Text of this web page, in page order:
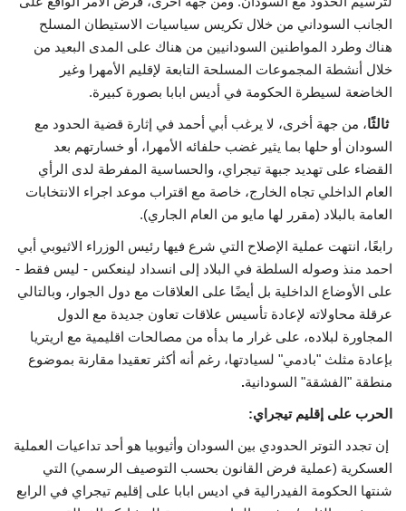
الجانب السوداني من خلال تكريس سياسيات الاستيطان المسلح
هناك وطرد المواطنين السودانيين من هناك على المدى البعيد من
خلال أنشطة المجموعات المسلحة التابعة لإقليم الأمهرا وغير
الخاضعة لسيطرة الحكومة في أديس ابابا بصورة كبيرة.
ثالثًا، من جهة أخرى، لا يرغب أبي أحمد في إثارة قضية الحدود مع
السودان أو حلها بما يثير غضب حلفائه الأمهرا، أو خسارتهم بعد
القضاء على تهديد جبهة تيجراي، والحساسية المفرطة لدى الرأي
العام الداخلي تجاه الخارج، خاصة مع اقتراب موعد اجراء الانتخابات
العامة بالبلاد (مقرر لها مايو من العام الجاري).
رابعًا، انتهت عملية الإصلاح التي شرع فيها رئيس الوزراء الاثيوبي أبي
احمد منذ وصوله السلطة في البلاد إلى انسداد لينعكس - ليس فقط -
على الأوضاع الداخلية بل أيضًا على العلاقات مع دول الجوار، وبالتالي
عرقلة محاولاته لإعادة تأسيس علاقات تعاون جديدة مع الدول
المجاورة لبلاده، على غرار ما بدأه من مصالحات اقليمية مع اريتريا
بإعادة مثلث "بادمي" لسيادتها، رغم أنه أكثر تعقيدا مقارنة بموضوع
منطقة "الفشقة" السودانية.
الحرب على إقليم تيجراي:
إن تجدد التوتر الحدودي بين السودان وأثيوبيا هو أحد تداعيات العملية
العسكرية (عملية فرض القانون بحسب التوصيف الرسمي) التي
شنتها الحكومة الفيدرالية في اديس ابابا على إقليم تيجراي في الرابع